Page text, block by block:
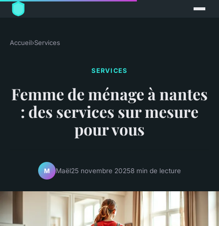
Accueil›Services
SERVICES
Femme de ménage à nantes
: des services sur mesure
pour vous
M Maël25 novembre 20258 min de lecture